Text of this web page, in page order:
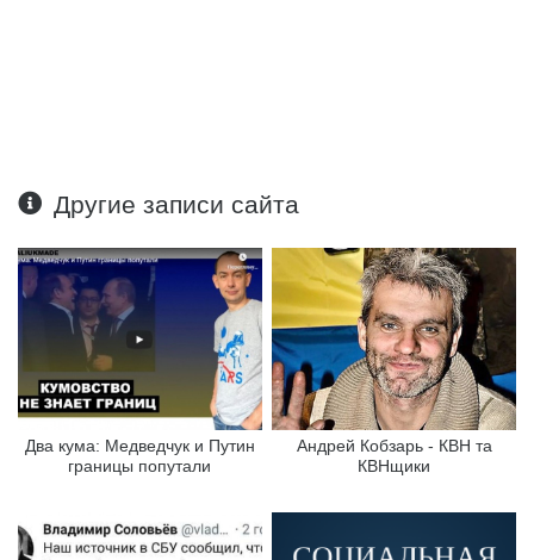
Другие записи сайта
Два кума: Медведчук и Путин
границы попутали
Андрей Кобзарь - КВН та
КВНщики